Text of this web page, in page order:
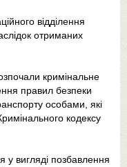
відділення
отриманих
кримінальне
правил безпеки
особами, які
кодексу
у вигляді позбавлення